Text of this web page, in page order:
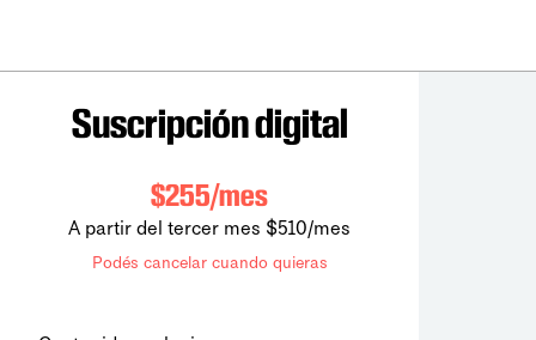
Suscripción digital
$255/mes
A partir del tercer mes $510/mes
Podés cancelar cuando quieras